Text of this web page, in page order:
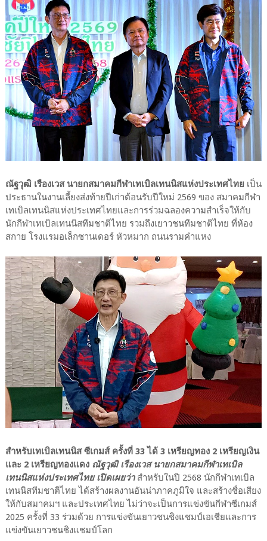
ณัฐวุฒิ เรืองเวส นายกสมาคมกีฬาเทเบิลเทนนิสแห่งประเทศไทย เป็น
ประธานในงานเลี้ยงส่งท้ายปีเก่าต้อนรับปีใหม่ 2569 ของ สมาคมกีฬา
เทเบิลเทนนิสแห่งประเทศไทยและการร่วมฉลองความสำเร็จให้กับ
นักกีฬาเทเบิลเทนนิสทีมชาติไทย รวมถึงเยาวชนทีมชาติไทย ที่ห้อง
สกาย โรงแรมอเล็กซานเดอร์ หัวหมาก ถนนรามคำแหง
สำหรับเทเบิลเทนนิส ซีเกมส์ ครั้งที่ 33 ได้ 3 เหรียญทอง 2 เหรียญเงิน
และ 2 เหรียญทองแดง ณัฐวุฒิ เรืองเวส นายกสมาคมกีฬาเทเบิล
เทนนิสแห่งประเทศไทย เปิดเผยว่าสำหรับในปี 2568 นักกีฬาเทเบิล
เทนนิสทีมชาติไทย ได้สร้างผลงานอันน่าภาคภูมิใจ และสร้างชื่อเสียง
ให้กับสมาคมฯ และประเทศไทย ไม่ว่าจะเป็นการแข่งขันกีฬาซีเกมส์
2025 ครั้งที่ 33 ร่วมด้วย การแข่งขันเยาวชนชิงแชมป์เอเชียและการ
แข่งขันเยาวชนชิงแชมป์โลก